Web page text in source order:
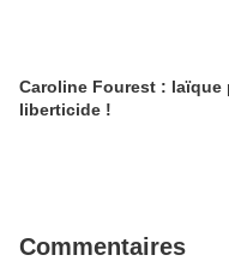
Caroline Fourest : laïque
liberticide !
Commentaires